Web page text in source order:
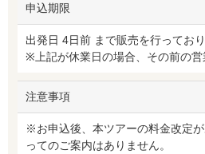
申込期限
出発日 4日前 まで販売を行っており
※上記が休業日の場合、その前の営
注意事項
※お申込後、本ツアーの料金改定
ってのご案内はありません。